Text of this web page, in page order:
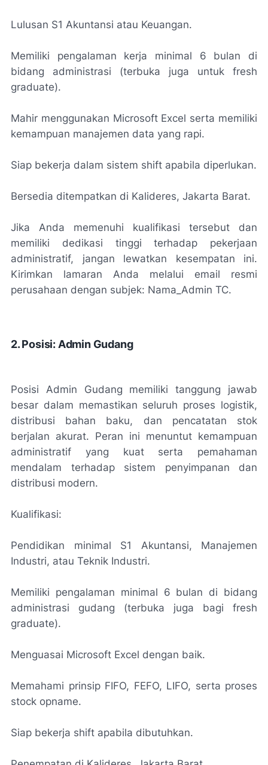
Lulusan S1 Akuntansi atau Keuangan.
Memiliki pengalaman kerja minimal 6 bulan di
bidang administrasi (terbuka juga untuk fresh
graduate).
Mahir menggunakan Microsoft Excel serta memiliki
kemampuan manajemen data yang rapi.
Siap bekerja dalam sistem shift apabila diperlukan.
Bersedia ditempatkan di Kalideres, Jakarta Barat.
Jika Anda memenuhi kualifikasi tersebut dan
memiliki dedikasi tinggi terhadap pekerjaan
administratif, jangan lewatkan kesempatan ini.
Kirimkan lamaran Anda melalui email resmi
perusahaan dengan subjek: Nama_Admin TC.
2. Posisi: Admin Gudang
Posisi Admin Gudang memiliki tanggung jawab
besar dalam memastikan seluruh proses logistik,
distribusi bahan baku, dan pencatatan stok
berjalan akurat. Peran ini menuntut kemampuan
administratif yang kuat serta pemahaman
mendalam terhadap sistem penyimpanan dan
distribusi modern.
Kualifikasi:
Pendidikan minimal S1 Akuntansi, Manajemen
Industri, atau Teknik Industri.
Memiliki pengalaman minimal 6 bulan di bidang
administrasi gudang (terbuka juga bagi fresh
graduate).
Menguasai Microsoft Excel dengan baik.
Memahami prinsip FIFO, FEFO, LIFO, serta proses
stock opname.
Siap bekerja shift apabila dibutuhkan.